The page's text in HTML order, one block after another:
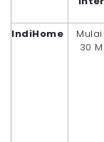
IndiHome
30